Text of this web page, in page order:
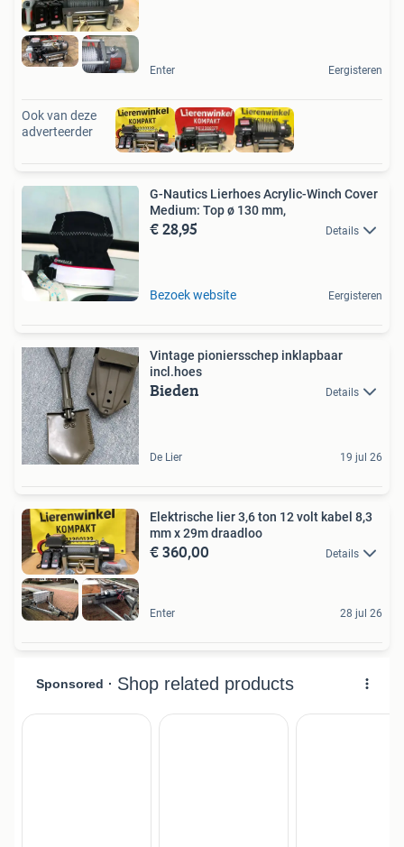
Enter Eergisteren
Ook van deze
adverteerder
G-Nautics Lierhoes Acrylic-Winch Cover
Medium: Top ø 130 mm,
€ 28,95 Details
Bezoek website Eergisteren
Vintage pioniersschep inklapbaar
incl.hoes
Bieden Details
De Lier 19 jul 26
Elektrische lier 3,6 ton 12 volt kabel 8,3
mm x 29m draadloo
€ 360,00 Details
Enter 28 jul 26